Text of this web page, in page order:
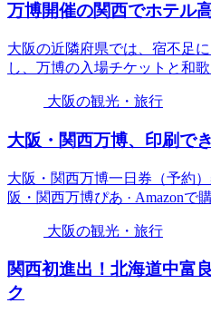
万博開催の関西でホテル
大阪の近隣府県では、宿不足
し、万博の入場チケットと和
大阪の観光・旅行
大阪 ・関西万博、印刷で
大阪・関西万博一日券（予約
阪・関西万博ぴあ · Amazonで
大阪の観光・旅行
関西初進出！北海道中富
ク